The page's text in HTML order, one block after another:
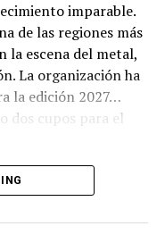
imparable.
de las regiones más
la escena del metal,
La organización ha
la edición 2027…
dos cupos para el
de la escena
la competencia en
Suramérica se